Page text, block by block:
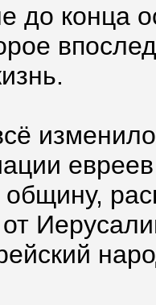
до конца
общину,
от